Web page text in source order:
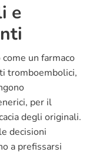
e
un farmaco
tromboembolici,
per il
degli originali.
decisioni
a prefissarsi